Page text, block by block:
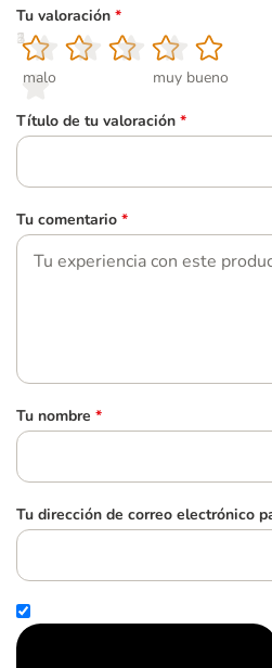
Tu valoración *
1
malo
2
3
4
5
muy bueno
Título de tu valoración *
Tu comentario *
Tu nombre *
Tu dirección de correo electrónico